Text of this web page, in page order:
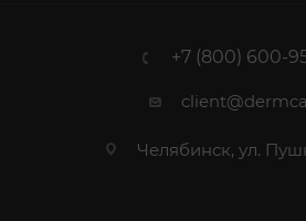
+7 (800) 600-
Челябинск, ул.